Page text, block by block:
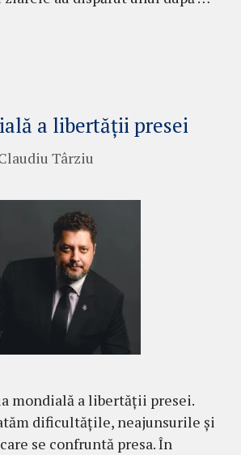
a libertății presei
Târziu
mondială a libertății presei.
dificultățile, neajunsurile și
se confruntă presa. În